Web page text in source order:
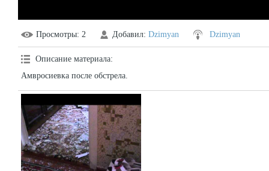
Просмотры: 2 Добавил: Dzimyan Dzimyan
Описание материала:
Амвросиевка после обстрела.